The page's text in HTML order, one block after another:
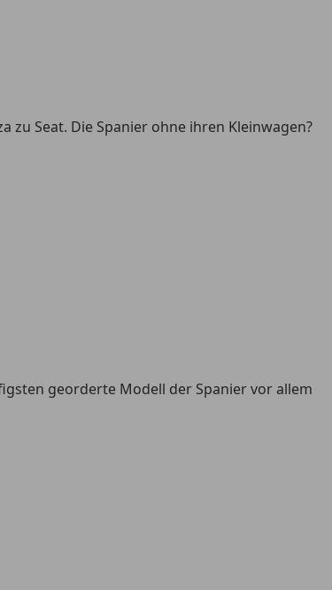
zu Seat. Die Spanier ohne ihren Kleinwagen?
georderte Modell der Spanier vor allem